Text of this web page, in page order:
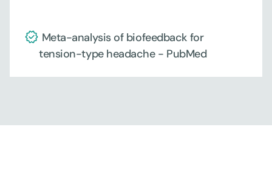
tension-type headache - PubMed